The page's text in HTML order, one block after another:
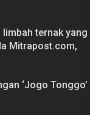
ternak yang
Mitrapost.com,
‘Jogo Tonggo’